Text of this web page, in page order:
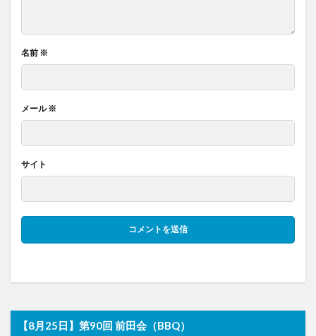
名前 ※
メール※
サイト
【8月25日】第90回 前田会（BBQ）